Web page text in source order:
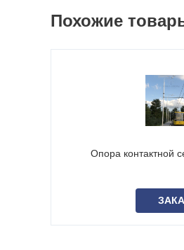
Похожие
Опора контактной